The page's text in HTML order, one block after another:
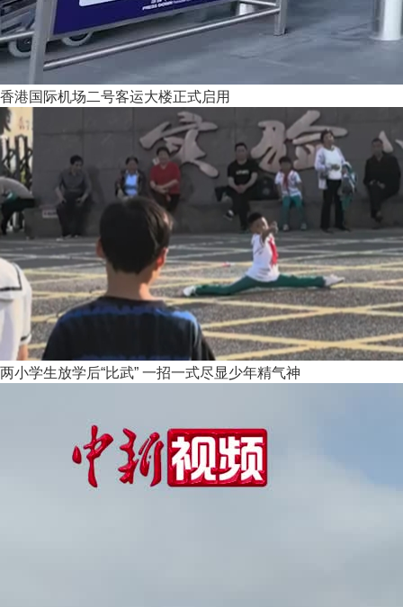
香港国际机场二号客运大楼正式启用
两小学生放学后“比武” 一招一式尽显少年精气神